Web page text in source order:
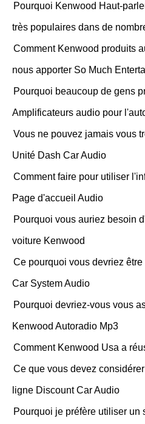
Pourquoi Kenwood Haut-
très populaires dans de
Comment Kenwood produits
nous apporter So Much
Pourquoi beaucoup de gens
Amplificateurs audio pour
Vous ne pouvez jamais vous
Unité Dash Car Audio
Comment faire pour utiliser
Page d'accueil Audio
Pourquoi vous auriez besoin
voiture Kenwood
Ce pourquoi vous devriez
Car System Audio
Pourquoi devriez-vous vous
Kenwood Autoradio Mp3
Comment Kenwood Usa a
Ce que vous devez
ligne Discount Car Audio
Pourquoi je préfère utiliser un